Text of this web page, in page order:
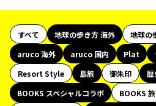
すべて 地球の歩き方 海外
地球の
aruco 海外
aruco 国内 Plat
Resort Style
島旅 御朱印 歴
BOOKS スペシャルコラボ
BOOKS